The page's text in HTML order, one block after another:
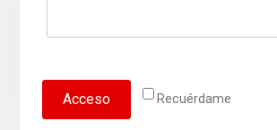
Recuérdame
Acceso